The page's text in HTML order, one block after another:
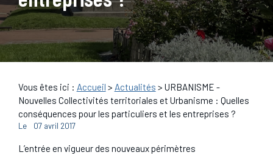
Vous êtes ici : Accueil > Actualités > URBANISME -
Nouvelles Collectivités territoriales et Urbanisme : Quelles
conséquences pour les particuliers et les entreprises ?
Le 07 avril 2017
L’entrée en vigueur des nouveaux périmètres